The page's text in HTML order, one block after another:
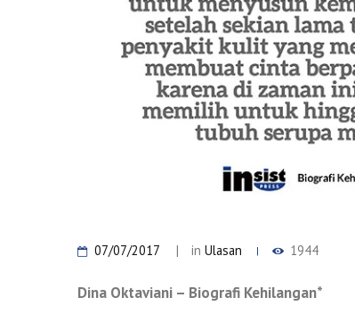
07/07/2017 inUlasan 1944
Dina Oktaviani – Biografi Kehilangan*